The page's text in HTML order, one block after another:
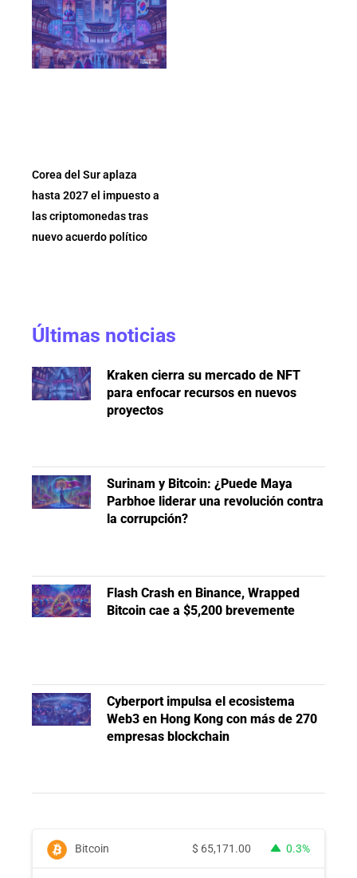
Corea del Sur aplaza
hasta 2027 el impuesto a
las criptomonedas tras
nuevo acuerdo político
Últimas noticias
Kraken cierra su mercado de NFT
para enfocar recursos en nuevos
proyectos
Surinam y Bitcoin: ¿Puede Maya
Parbhoe liderar una revolución contra
la corrupción?
Flash Crash en Binance, Wrapped
Bitcoin cae a $5,200 brevemente
Cyberport impulsa el ecosistema
Web3 en Hong Kong con más de 270
empresas blockchain
Bitcoin $ 65,171.00 0.3%